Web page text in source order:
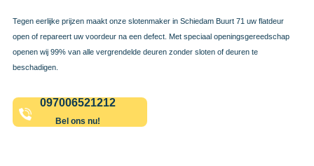
Tegen eerlijke prijzen maakt onze slotenmaker in Schiedam Buurt 71 uw flatdeur
open of repareert uw voordeur na een defect. Met speciaal openingsgereedschap
openen wij 99% van alle vergrendelde deuren zonder sloten of deuren te
beschadigen.
097006521212
Bel ons nu!